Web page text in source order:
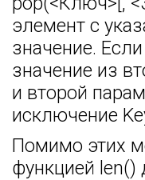
элемент с
значение.
значение из
и второй
исключение
Помимо этих
функцией len()